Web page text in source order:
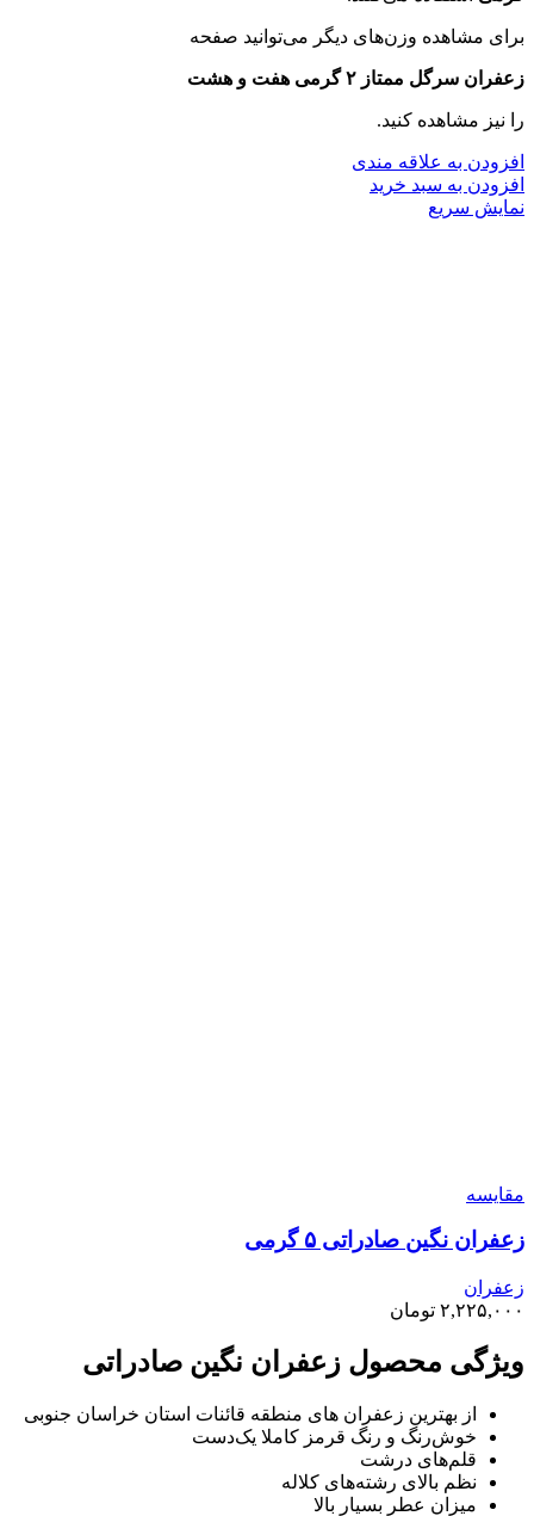
برای مشاهده وزن‌های دیگر می‌توانید صفحه
زعفران سرگل ممتاز ۲ گرمی هفت و هشت
را نیز مشاهده کنید.
افزودن به علاقه مندی
افزودن به سبد خرید
نمایش سریع
مقايسه
زعفران نگین صادراتی ۵ گرمی
زعفران
۲,۲۲۵,۰۰۰ تومان
ویژگی محصول زعفران نگین صادراتی
از بهترین زعفران های منطقه قائنات استان خراسان جنوبی
خوش‌رنگ و رنگ قرمز کاملا یک‌دست
قلم‌های درشت
نظم بالای رشته‌های کلاله
میزان عطر بسیار بالا